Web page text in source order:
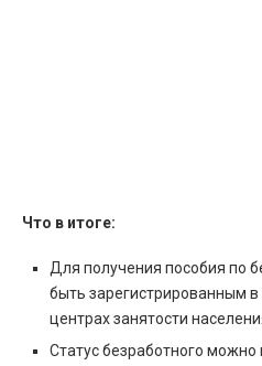
Что в итоге:
Для получения пособия по
быть зарегистрированным в
центрах занятости
Статус безработного